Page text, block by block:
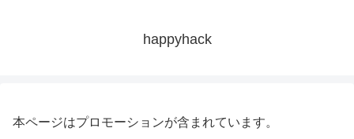
happyhack
本ページはプロモーションが含まれています。